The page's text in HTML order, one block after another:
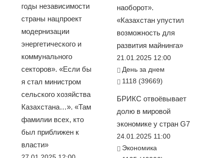
годы независимости
страны нацпроект
модернизации
энергетического и
коммунального
секторов». «Если бы
я стал министром
сельского хозяйства
Казахстана…». «Там
фамилии всех, кто
был приближен к
власти»
наоборот».
«Казахстан упустил
возможность для
развития майнинга»
21.01.2025 12:00
День за днем
1118 (39669)
БРИКС отвоёвывает
долю в мировой
экономике у стран G7
24.01.2025 11:00
Экономика